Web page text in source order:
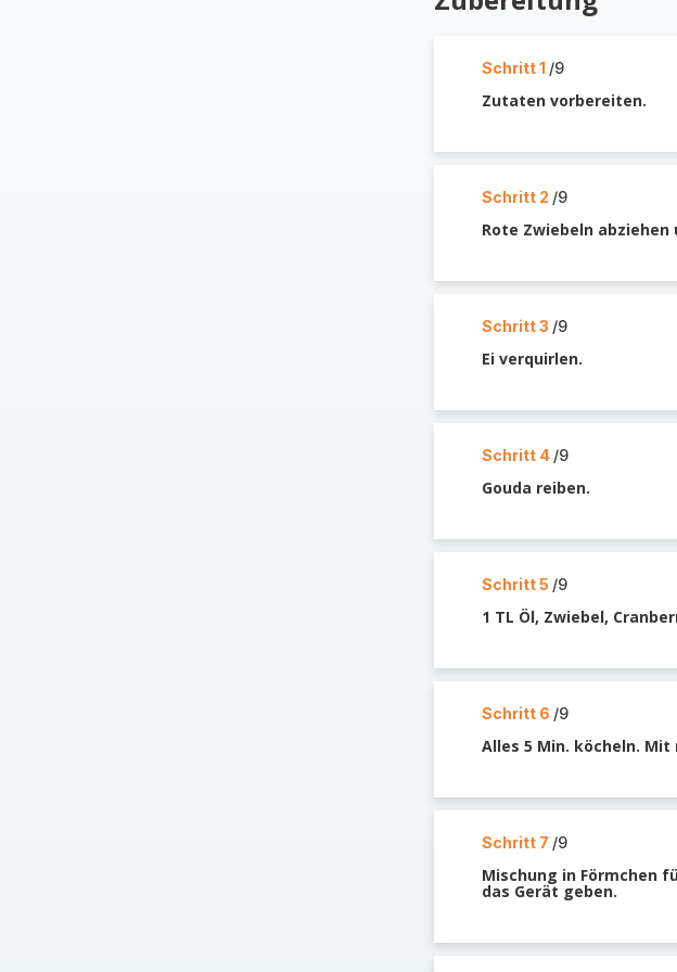
Schritt 1 /9
Zutaten vorbereiten.
Schritt 2 /9
Rote Zwiebeln
Schritt 3 /9
Ei verquirlen.
Schritt 4 /9
Gouda reiben.
Schritt 5 /9
1 TL Öl, Zwiebel,
Schritt 6 /9
Alles 5 Min. köcheln.
Schritt 7 /9
Mischung in Förmchen
das Gerät geben.